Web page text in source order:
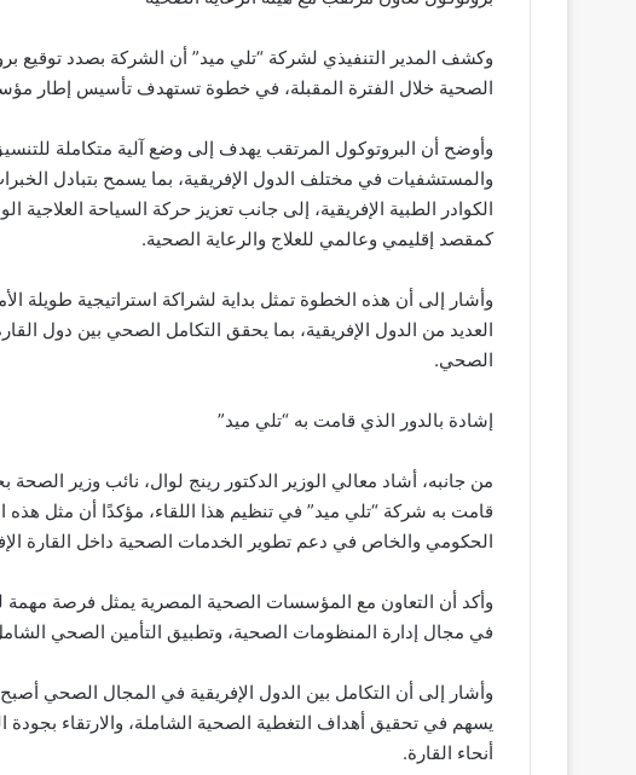
وكشف المدير التنفيذي لشركة “تلي ميد” أن الشركة بصدد توقيع
الصحية خلال الفترة المقبلة، في خطوة تستهدف تأسيس إطار
وأوضح أن البروتوكول المرتقب يهدف إلى وضع آلية متكاملة
والمستشفيات في مختلف الدول الإفريقية، بما يسمح بتبادل
الكوادر الطبية الإفريقية، إلى جانب تعزيز حركة السياحة
كمقصد إقليمي وعالمي للعلاج والرعاية الصحية.
وأشار إلى أن هذه الخطوة تمثل بداية لشراكة استراتيجية طويلة
العديد من الدول الإفريقية، بما يحقق التكامل الصحي بين دول
الصحي.
إشادة بالدور الذي قامت به “تلي ميد”
من جانبه، أشاد معالي الوزير الدكتور رينج لوال، نائب وزير
قامت به شركة “تلي ميد” في تنظيم هذا اللقاء، مؤكدًا أن مثل هذه
الحكومي والخاص في دعم تطوير الخدمات الصحية داخل القارة
وأكد أن التعاون مع المؤسسات الصحية المصرية يمثل فرصة مهمة
في مجال إدارة المنظومات الصحية، وتطبيق التأمين الصحي
وأشار إلى أن التكامل بين الدول الإفريقية في المجال الصحي
يسهم في تحقيق أهداف التغطية الصحية الشاملة، والارتقاء
أنحاء القارة.